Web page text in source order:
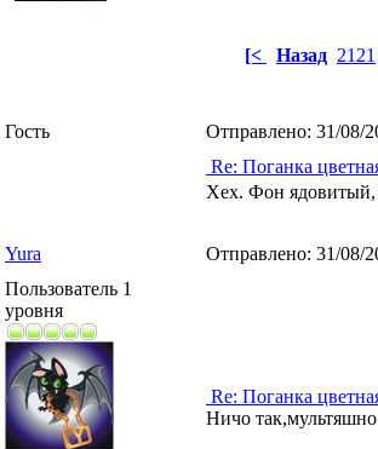
[< Назад 2121
Гость Отправлено: 31/08/
Re: Поганка
Хех. Фон ядовитый,
Yura Отправлено: 31/08/
Пользователь 1
уровня
Re: Поганка
Ничо